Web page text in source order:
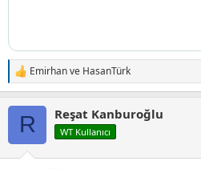
T
e
Emirhanve HasanTürk
R Reşat Kanburoğlu
WT Kullanıcı